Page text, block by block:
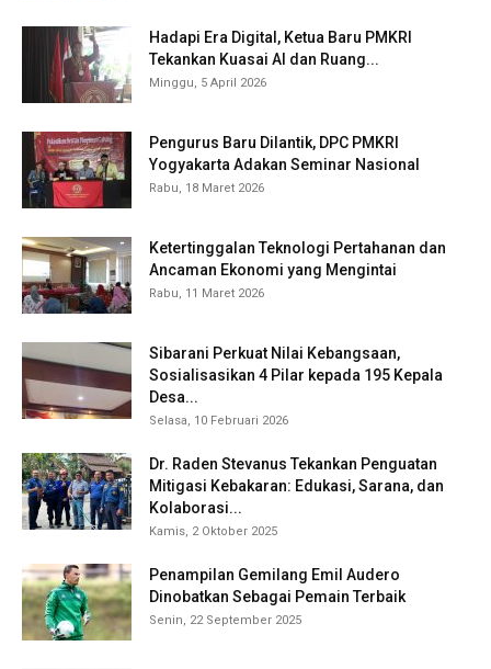
Hadapi Era Digital, Ketua Baru PMKRI
Tekankan Kuasai AI dan Ruang...
Minggu, 5 April 2026
Pengurus Baru Dilantik, DPC PMKRI
Yogyakarta Adakan Seminar Nasional
Rabu, 18 Maret 2026
Ketertinggalan Teknologi Pertahanan dan
Ancaman Ekonomi yang Mengintai
Rabu, 11 Maret 2026
Sibarani Perkuat Nilai Kebangsaan,
Sosialisasikan 4 Pilar kepada 195 Kepala
Desa...
Selasa, 10 Februari 2026
Dr. Raden Stevanus Tekankan Penguatan
Mitigasi Kebakaran: Edukasi, Sarana, dan
Kolaborasi...
Kamis, 2 Oktober 2025
Penampilan Gemilang Emil Audero
Dinobatkan Sebagai Pemain Terbaik
Senin, 22 September 2025